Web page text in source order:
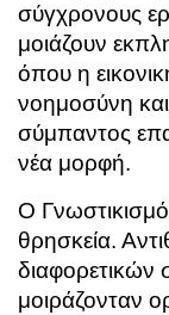
σύγχρονους
μοιάζουν
όπου η
νοημοσύνη
σύμπαντος
νέα μορφή.
Ο
θρησκεία.
μοιράζονταν